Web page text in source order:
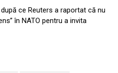
ce Reuters a raportat că nu
în NATO pentru a invita